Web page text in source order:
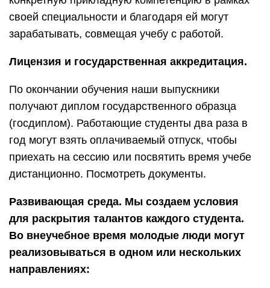
своей специальности и благодаря ей могут
зарабатывать, совмещая учебу с работой.
Лицензия и государственная аккредитация.
По окончании обучения наши выпускники
получают диплом государственного образца
(госдиплом). Работающие студенты два раза в
год могут взять оплачиваемый отпуск, чтобы
приехать на сессию или посвятить время учебе
дистанционно. Посмотреть документы.
Развивающая среда. Мы создаем условия
для раскрытия талантов каждого студента.
Во внеучебное время молодые люди могут
реализовываться в одном или нескольких
направлениях: